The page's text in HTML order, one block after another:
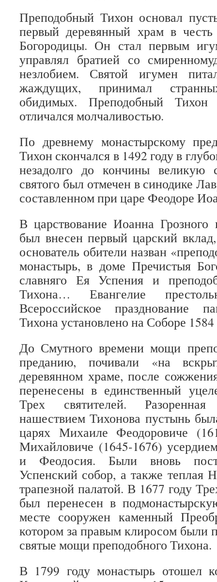
Преподобный Тихон основал
первый деревянный храм в
Богородицы. Он стал первым
управлял братией со
незлобием. Святой игумен
жаждущих, принимал
обидимых. Преподобный
отличался молчаливостью.
По древнему монастырскому
Тихон скончался в 1492 году в
незадолго до кончины великую
святого был отмечен в синодике
составленном при царе Феодоре
В царствование Иоанна
был внесен первый царский
основатель обители назван
монастырь, в доме Пречистыя
славняго Ея Успения и
Тихона… Евангелие
Всероссийское празднование
Тихона установлено на Соборе 1584
До Смутного времени мощи
преданию, почивали «на
деревянном храме, после
перенесены в единственный
Трех святителей. Разоренная
нашествием Тихонова пустынь
царях Михаиле Феодоровиче
Михайловиче (1645-1676)
и Феодосия. Были вновь
Успенский собор, а также теплая
трапезной палатой. В 1677 году
был перенесен в
месте сооружен каменный
котором за правым клиросом были
святые мощи преподобного Тихона.
В 1799 году монастырь отошел